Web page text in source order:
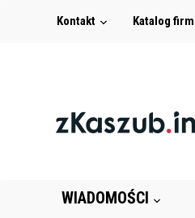
Kontakt Katalog firm
WIADOMOŚCI